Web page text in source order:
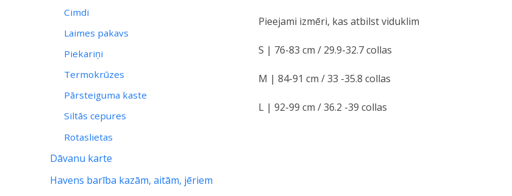
Cimdi
Laimes pakavs
Piekariņi
Termokrūzes
Pārsteiguma kaste
Siltās cepures
Rotaslietas
Dāvanu karte
Havens barība kazām, aitām, jēriem
Pieejami izmēri, kas atbilst viduklim
S | 76-83 cm / 29.9-32.7 collas
M | 84-91 cm / 33 -35.8 collas
L | 92-99 cm / 36.2 -39 collas